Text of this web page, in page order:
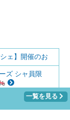
ェ】開催のお
ズ シャ員限
一覧を見る